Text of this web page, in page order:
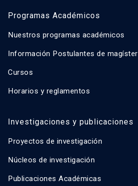
Programas Académicos
Nuestros programas académicos
Información Postulantes de magíster
Cursos
Horarios y reglamentos
Investigaciones y publicaciones
Proyectos de investigación
Núcleos de investigación
Publicaciones Académicas